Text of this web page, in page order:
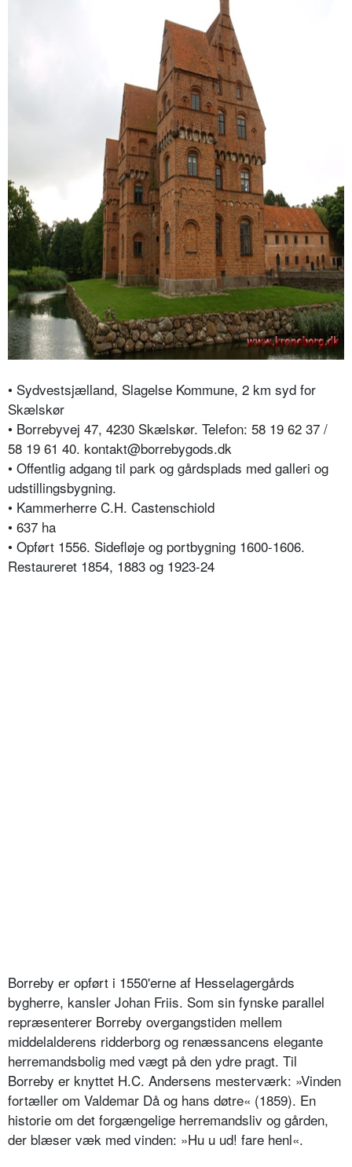
• Sydvestsjælland, Slagelse Kommune, 2 km syd for
Skælskør
• Borrebyvej 47, 4230 Skælskør. Telefon: 58 19 62 37 /
58 19 61 40. kontakt@borrebygods.dk
• Offentlig adgang til park og gårdsplads med galleri og
udstillingsbygning.
• Kammerherre C.H. Castenschiold
• 637 ha
• Opført 1556. Sidefløje og portbygning 1600-1606.
Restaureret 1854, 1883 og 1923-24
Borreby er opført i 1550'erne af Hesselagergårds
bygherre, kansler Johan Friis. Som sin fynske parallel
repræsenterer Borreby overgangstiden mellem
middelalderens ridderborg og renæssancens elegante
herremandsbolig med vægt på den ydre pragt. Til
Borreby er knyttet H.C. Andersens mesterværk: »Vinden
fortæller om Valdemar Då og hans døtre« (1859). En
historie om det forgængelige herremandsliv og gården,
der blæser væk med vinden: »Hu u ud! fare henl«.